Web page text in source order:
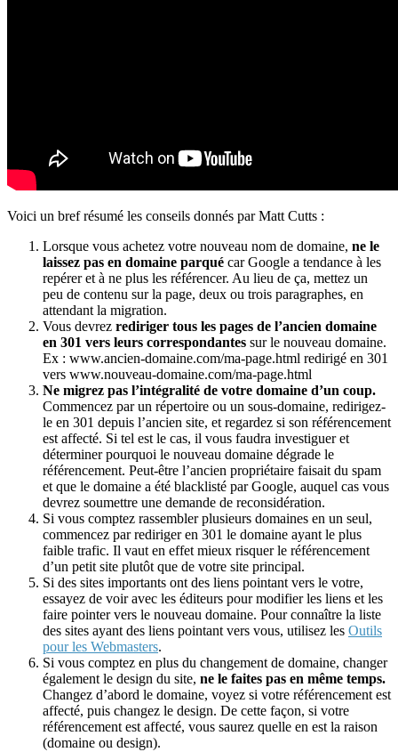
Voici un bref résumé les conseils donnés par Matt Cutts :
Lorsque vous achetez votre nouveau nom de domaine, ne le
laissez pas en domaine parqué car Google a tendance à les
repérer et à ne plus les référencer. Au lieu de ça, mettez un
peu de contenu sur la page, deux ou trois paragraphes, en
attendant la migration.
Vous devrez rediriger tous les pages de l’ancien domaine
en 301 vers leurs correspondantes sur le nouveau domaine.
Ex : www.ancien-domaine.com/ma-page.html redirigé en 301
vers www.nouveau-domaine.com/ma-page.html
Ne migrez pas l’intégralité de votre domaine d’un coup.
Commencez par un répertoire ou un sous-domaine, redirigez-
le en 301 depuis l’ancien site, et regardez si son référencement
est affecté. Si tel est le cas, il vous faudra investiguer et
déterminer pourquoi le nouveau domaine dégrade le
référencement. Peut-être l’ancien propriétaire faisait du spam
et que le domaine a été blacklisté par Google, auquel cas vous
devrez soumettre une demande de reconsidération.
Si vous comptez rassembler plusieurs domaines en un seul,
commencez par rediriger en 301 le domaine ayant le plus
faible trafic. Il vaut en effet mieux risquer le référencement
d’un petit site plutôt que de votre site principal.
Si des sites importants ont des liens pointant vers le votre,
essayez de voir avec les éditeurs pour modifier les liens et les
faire pointer vers le nouveau domaine. Pour connaître la liste
des sites ayant des liens pointant vers vous, utilisez les Outils
pour les Webmasters.
Si vous comptez en plus du changement de domaine, changer
également le design du site, ne le faites pas en même temps.
Changez d’abord le domaine, voyez si votre référencement est
affecté, puis changez le design. De cette façon, si votre
référencement est affecté, vous saurez quelle en est la raison
(domaine ou design).